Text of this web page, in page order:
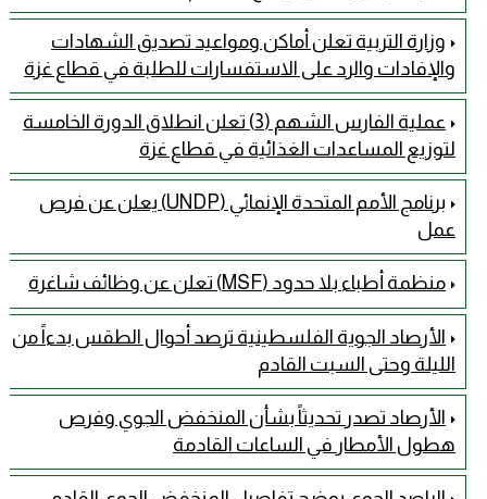
وزارة التربية تعلن أماكن ومواعيد تصديق الشهادات
والإفادات والرد على الاستفسارات للطلبة في قطاع غزة
عملية الفارس الشهم (3) تعلن انطلاق الدورة الخامسة
لتوزيع المساعدات الغذائية في قطاع غزة
برنامج الأمم المتحدة الإنمائي (UNDP) يعلن عن فرص
عمل
منظمة أطباء بلا حدود (MSF) تعلن عن وظائف شاغرة
الأرصاد الجوية الفلسطينية ترصد أحوال الطقس بدءاً من
الليلة وحتى السبت القادم
الأرصاد تصدر تحديثاً بشأن المنخفض الجوي وفرص
هطول الأمطار في الساعات القادمة